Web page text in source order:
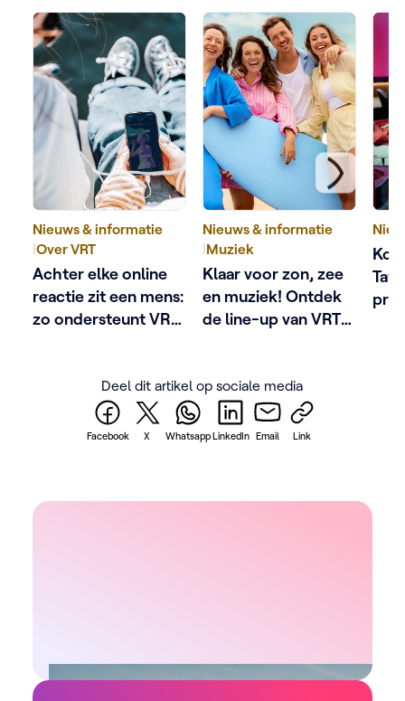
Nieuws & informatie
|Over VRT
Achter elke online
reactie zit een mens:
zo ondersteunt VRT
Nieuws & informatie
|Muziek
Klaar voor zon, zee
en muziek! Ontdek
de line-up van VRT
Deel dit artikel op sociale media
Facebook X WhatsappLinkedIn Email Link